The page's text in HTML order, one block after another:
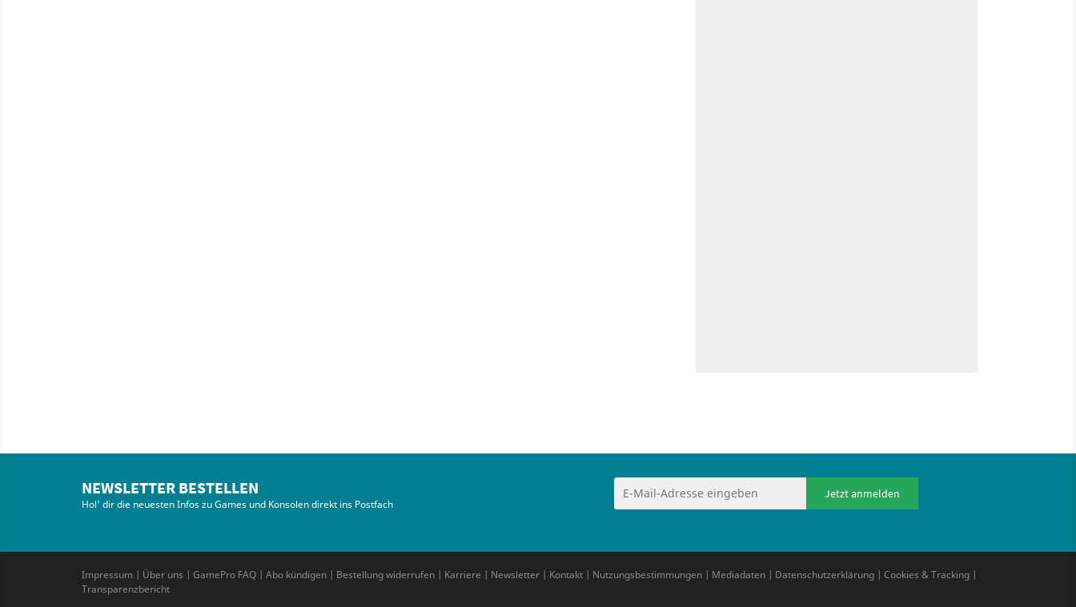
NEWSLETTER BESTELLEN
Hol' dir die neuesten Infos zu Games und Konsolen direkt ins Postfach
Jetzt anmelden
Impressum | Über uns | GamePro FAQ | Abo kündigen | Bestellung widerrufen | Karriere | Newsletter | Kontakt | Nutzungsbestimmungen | Mediadaten | Datenschutzerklärung | Cookies & Tracking |
Transparenzbericht